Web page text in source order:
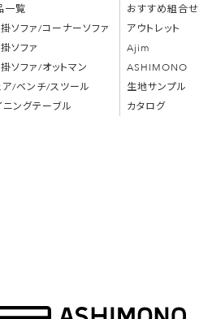
一覧
ソファ/コーナーソファ
ソファ
ソファ/オットマン
ア/ベンチ/スツール
ニングテーブル
おすすめ組合せ
アウトレット
Ajim
ASHIMONO
生地サンプル
カタログ